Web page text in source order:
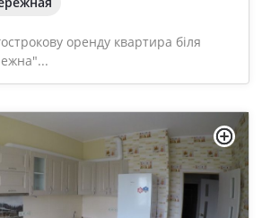
оренду квартира біля